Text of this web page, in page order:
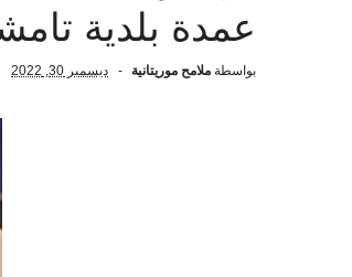
عمدة بلدية
بواسطة ملامح موريتانية ديسمبر 30, 2022